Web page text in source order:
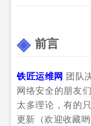
前言
铁匠运维网 团队
网络安全的朋友
太多理论，有的
更新（欢迎收藏